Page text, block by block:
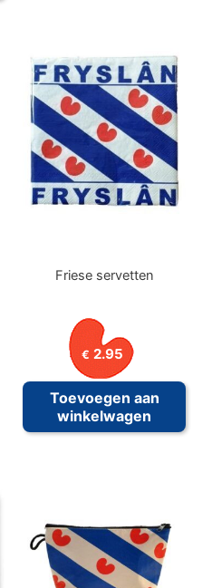
Friese servetten
€ 2.95
Toevoegen aan
winkelwagen